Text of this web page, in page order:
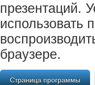
презентаций.
использовать
браузере.
Страница программы